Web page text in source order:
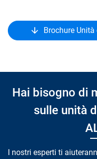
Brochure
Hai bisogno di
sulle unità
I nostri esperti ti